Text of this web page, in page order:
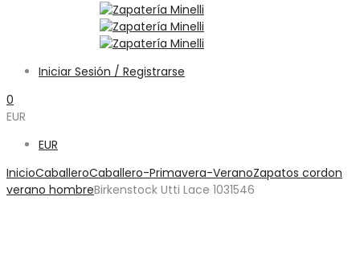
Iniciar Sesión / Registrarse
0
EUR
EUR
InicioCaballeroCaballero-Primavera-VeranoZapatos cordon
verano hombreBirkenstock Utti Lace 1031546